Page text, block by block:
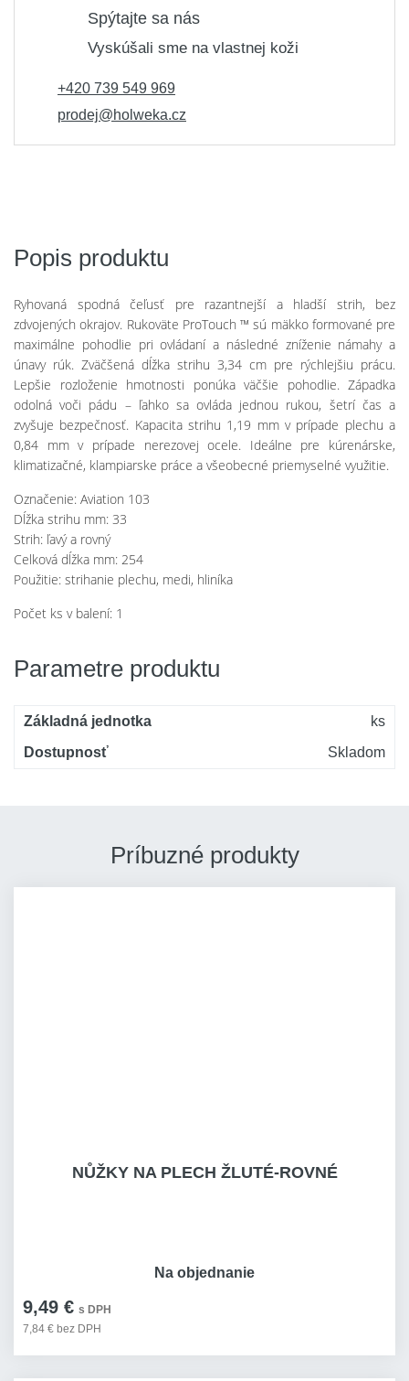
Spýtajte sa nás
Vyskúšali sme na vlastnej koži
+420 739 549 969
prodej@holweka.cz
Popis produktu
Ryhovaná spodná čeľusť pre razantnejší a hladší strih, bez
zdvojených okrajov. Rukoväte ProTouch ™ sú mäkko formované pre
maximálne pohodlie pri ovládaní a následné zníženie námahy a
únavy rúk. Zväčšená dĺžka strihu 3,34 cm pre rýchlejšiu prácu.
Lepšie rozloženie hmotnosti ponúka väčšie pohodlie. Západka
odolná voči pádu – ľahko sa ovláda jednou rukou, šetrí čas a
zvyšuje bezpečnosť. Kapacita strihu 1,19 mm v prípade plechu a
0,84 mm v prípade nerezovej ocele. Ideálne pre kúrenárske,
klimatizačné, klampiarske práce a všeobecné priemyselné využitie.
Označenie: Aviation 103
Dĺžka strihu mm: 33
Strih: ľavý a rovný
Celková dĺžka mm: 254
Použitie: strihanie plechu, medi, hliníka
Počet ks v balení: 1
Parametre produktu
Základná jednotka
ks
Dostupnosť
Skladom
Príbuzné produkty
NŮŽKY NA PLECH ŽLUTÉ-ROVNÉ
9,49 € s DPH
7,84 € bez DPH
Na objednanie